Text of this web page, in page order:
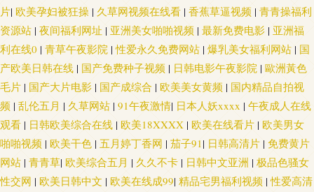
片| 欧美孕妇被狂操 | 久草网视频在线看 | 香蕉草逼视频 | 青青操福利
资源站 | 夜间福利网址 | 亚洲美女啪啪视频 | 最新免费电影 | 亚洲福
利在线0 | 青草午夜影院 |性爱永久免费网站 | 爆乳美女福利网站 | 国
产欧美日韩在线 | 国产免费种子视频 | 日韩电影午夜影院 | 歐洲黃色
毛片 | 国产大片电影 | 国产成综合 | 欧美美女黄频 | 国内精品自拍视
频 | 乱伦五月 | 久草网站 | 91午夜激情| 日本人妖xxxx | 午夜成人在线
观看 | 日韩欧美综合在线 | 欧美18XXXX | 欧美在线看片 | 欧美男女
啪啪视频 | 欧美干色 | 五月婷丁香网 | 茄子91| 日韩高清片 | 免费黄片
网站 | 青青草| 欧美综合五月 | 久久不卡 | 日韩中文亚洲 | 极品色骚女
性交网 | 欧美日韩中文 | 欧美在线成99| 精品宅男福利视频 |性爱高清